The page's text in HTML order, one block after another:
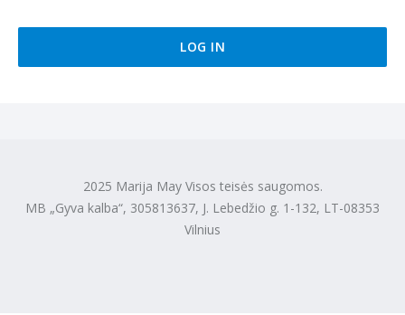
2025 Marija May Visos teisės saugomos.
MB „Gyva kalba“, 305813637, J. Lebedžio g. 1-132, LT-08353
Vilnius